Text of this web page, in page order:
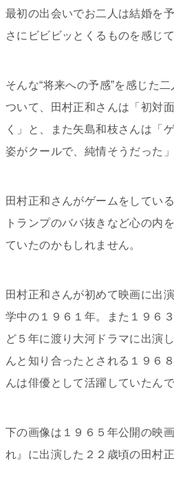
最初の出会いでお二人は結婚を
さにビビビッとくるものを感じ
そんな“将来への予感”を感じた
ついて、田村正和さんは「初対
く」と、また矢島和枝さんは「
姿がクールで、純情そうだった
田村正和さんがゲームをしてい
トランプのババ抜きなど心の内
ていたのかもしれません。
田村正和さんが初めて映画に出
学中の１９６１年。また１９６
ど５年に渡り大河ドラマに出演
んと知り合ったとされる１９６
んは俳優として活躍していたんで
下の画像は１９６５年公開の映
れ』に出演した２２歳頃の田村正